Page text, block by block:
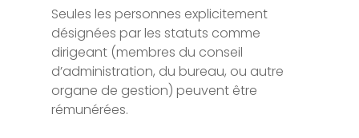
Seules les personnes explicitement
désignées par les statuts comme
dirigeant (membres du conseil
d’administration, du bureau, ou autre
organe de gestion) peuvent être
rémunérées.